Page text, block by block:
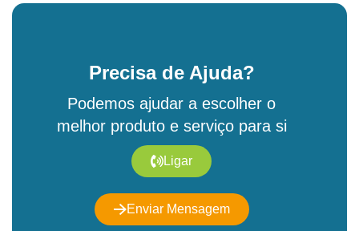
Precisa de Ajuda?
Podemos ajudar a escolher o
melhor produto e serviço para si
Ligar
Enviar Mensagem